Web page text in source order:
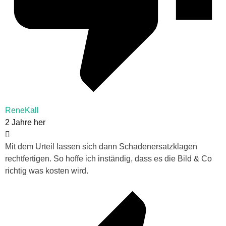
ReneKall
2 Jahre her
Mit dem Urteil lassen sich dann Schadenersatzklagen
rechtfertigen. So hoffe ich inständig, dass es die Bild & Co
richtig was kosten wird.